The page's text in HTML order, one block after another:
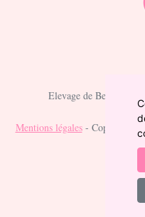
Elevage de Berger
Mentions légales- Copyright©
Site